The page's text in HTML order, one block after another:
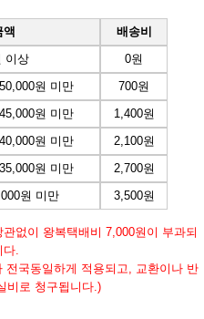
액
배송비
이상
0원
원 미만
700원
원 미만
1,400원
원 미만
2,100원
원 미만
2,700원
원 미만 3,500원
없이 왕복택배비 7,000원이 부과되
다.
국동일하게 적용되고, 교환이나 반
비로 청구됩니다.)